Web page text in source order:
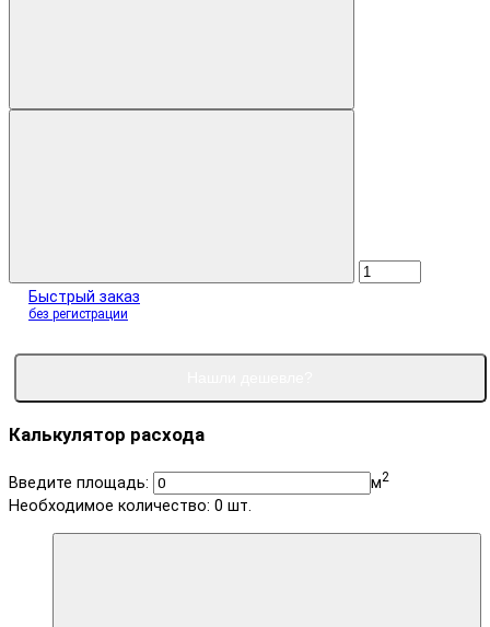
Быстрый заказ
без регистрации
Калькулятор расхода
Введите площадь: м2
Необходимое количество: 0 шт.